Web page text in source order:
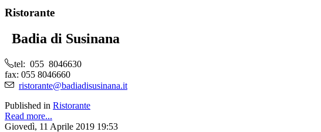
Ristorante
Badia di Susinana
tel: 055 8046630
fax: 055 8046660
ristorante@badiadisusinana.it
Published in Ristorante
Read more...
Giovedì, 11 Aprile 2019 19:53